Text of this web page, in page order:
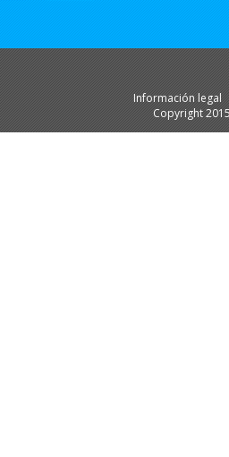
Información legal
Copyright